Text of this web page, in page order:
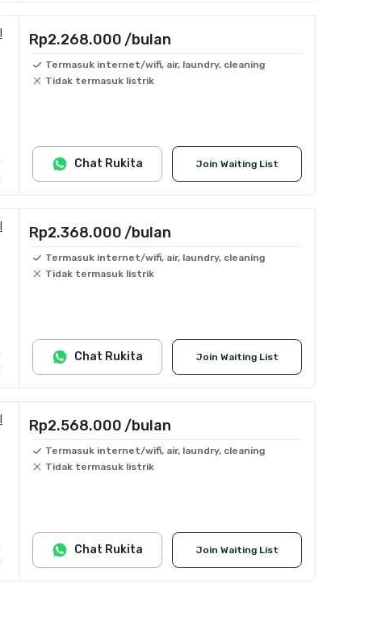
Rp2.268.000 /bulan
Termasuk internet/wifi, air, laundry, cleaning
Tidak termasuk listrik
Join Waiting List
Chat Rukita
Rp2.368.000 /bulan
Termasuk internet/wifi, air, laundry, cleaning
Tidak termasuk listrik
Join Waiting List
Chat Rukita
Rp2.568.000 /bulan
Termasuk internet/wifi, air, laundry, cleaning
Tidak termasuk listrik
Join Waiting List
Chat Rukita